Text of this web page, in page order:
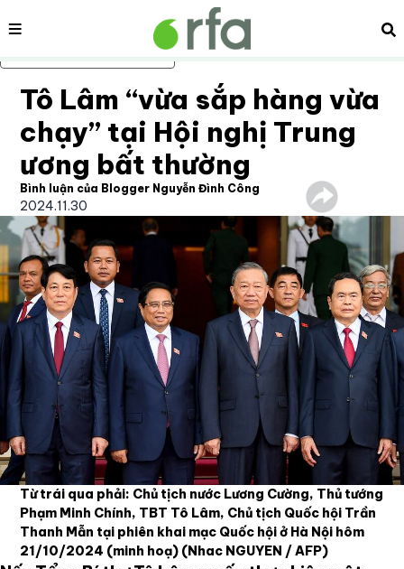
Bỏ qua nội dung chính
Nội dung
Tô Lâm “vừa sắp hàng vừa
chạy” tại Hội nghị Trung
ương bất thường
Bình luận của Blogger Nguyễn Đình Công
2024.11.30
Từ trái qua phải: Chủ tịch nước Lương Cường, Thủ tướng
Phạm Minh Chính, TBT Tô Lâm, Chủ tịch Quốc hội Trần
Thanh Mẫn tại phiên khai mạc Quốc hội ở Hà Nội hôm
21/10/2024 (minh hoạ) (Nhac NGUYEN / AFP)